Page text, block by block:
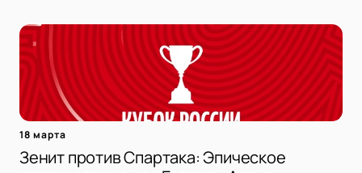
18 марта
Зенит против Спартака: Эпическое